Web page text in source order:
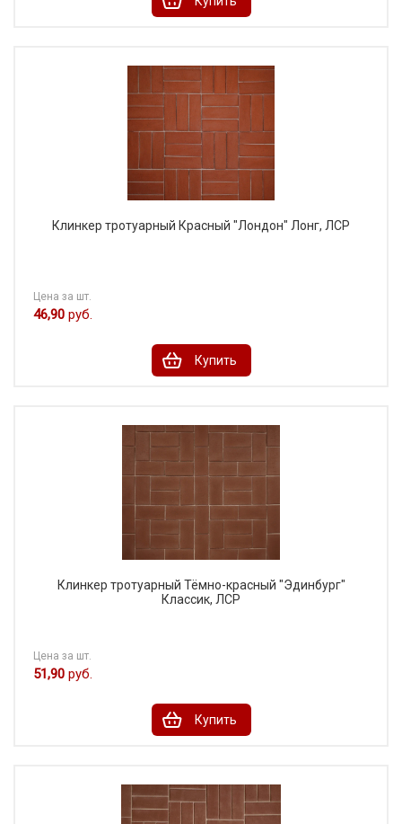
Клинкер тротуарный Красный "Лондон" Лонг, ЛСР
Цена за шт.
46,90 руб.
Купить
Клинкер тротуарный Тёмно-красный "Эдинбург"
Классик, ЛСР
Цена за шт.
51,90 руб.
Купить